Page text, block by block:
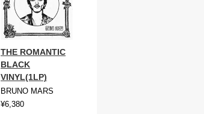
THE ROMANTIC
BLACK
VINYL(1LP)
BRUNO MARS
¥6,380